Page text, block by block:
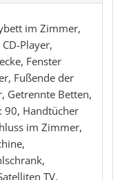
im Zimmer,
Player,
Fenster
Fußende der
Getrennte Betten,
90, Handtücher
im Zimmer,
TV,